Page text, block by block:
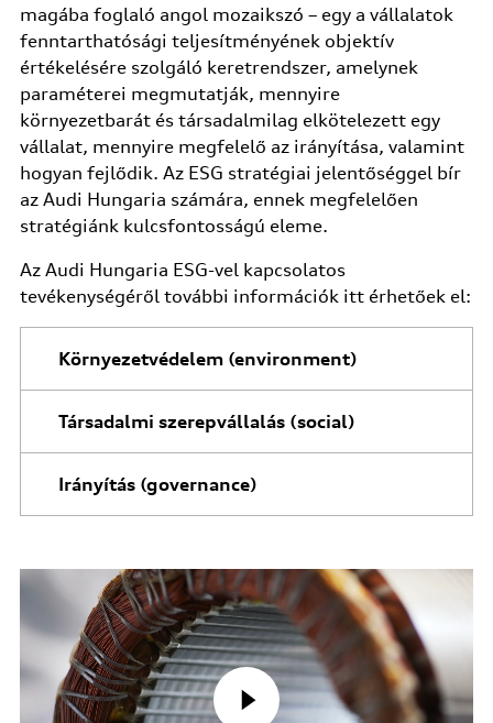
magába foglaló angol mozaikszó – egy a vállalatok
fenntarthatósági teljesítményének objektív
értékelésére szolgáló keretrendszer, amelynek
paraméterei megmutatják, mennyire
környezetbarát és társadalmilag elkötelezett egy
vállalat, mennyire megfelelő az irányítása, valamint
hogyan fejlődik. Az ESG stratégiai jelentőséggel bír
az Audi Hungaria számára, ennek megfelelően
stratégiánk kulcsfontosságú eleme.
Az Audi Hungaria ESG-vel kapcsolatos
tevékenységéről további információk itt érhetőek el:
Környezetvédelem (environment)
Társadalmi szerepvállalás (social)
Irányítás (governance)